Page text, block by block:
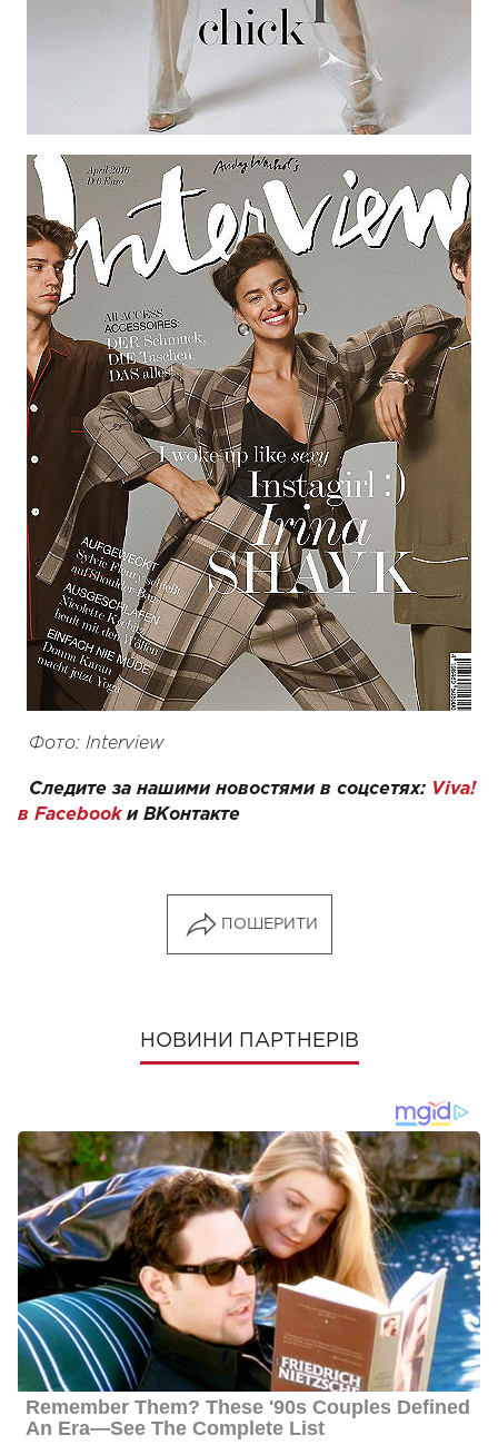
Фото: Interview
Следите за нашими новостями в соцсетях: Viva!
в Facebookи ВКонтакте
ПОШЕРИТИ
НОВИНИ ПАРТНЕРІВ